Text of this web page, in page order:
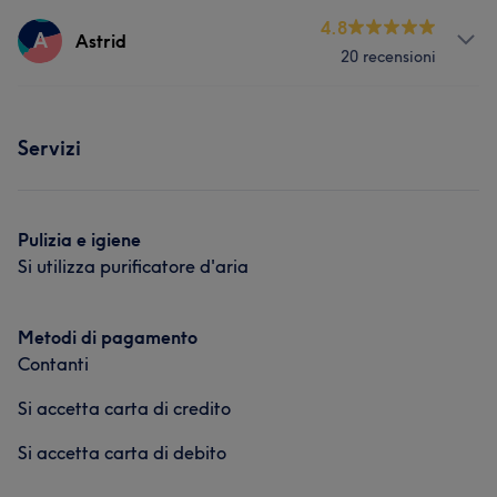
Servizi
A Astrid
4.8
20 recensioni
Servizi
Pulizia e igiene
Si utilizza purificatore d'aria
Metodi di pagamento
Contanti
Si accetta carta di credito
Si accetta carta di debito